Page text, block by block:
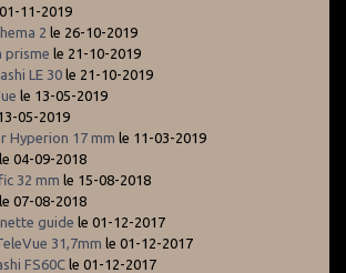
11-2019
2 le 26-10-2019
prisme le 21-10-2019
LE 30 le 21-10-2019
le 13-05-2019
05-2019
Hyperion 17 mm le 11-03-2019
le 04-09-2018
32 mm le 15-08-2018
le 07-08-2018
guide le 01-12-2017
31,7mm le 01-12-2017
FS60C le 01-12-2017